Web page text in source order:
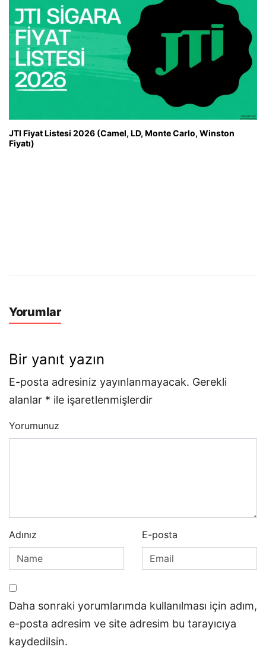
JTI Fiyat Listesi 2026 (Camel, LD, Monte Carlo, Winston
Fiyatı)
Yorumlar
Bir yanıt yazın
E-posta adresiniz yayınlanmayacak. Gerekli
alanlar * ile işaretlenmişlerdir
Yorumunuz
Adınız E-posta
Daha sonraki yorumlarımda kullanılması için adım,
e-posta adresim ve site adresim bu tarayıcıya
kaydedilsin.